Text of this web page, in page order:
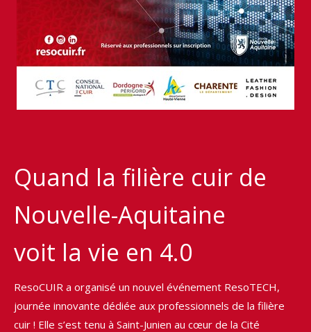
Quand la filière cuir de
Nouvelle-Aquitaine
voit la vie en 4.0
ResoCUIR a organisé un nouvel événement ResoTECH,
journée innovante dédiée aux professionnels de la filière
cuir ! Elle s’est tenu à Saint-Junien au cœur de la Cité